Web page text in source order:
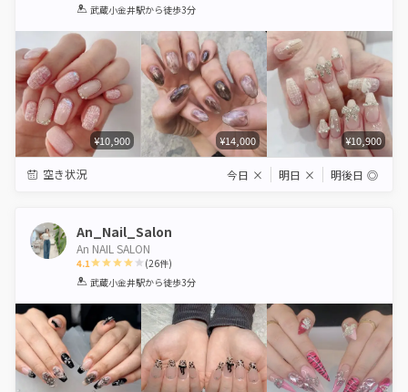
1 2 3 4 5
武蔵小金井駅から徒歩3分
¥10,900 ¥14,000 ¥10,900
空き状況 今日 × 明日 × 明後日 ◎
An_Nail_Salon
An NAIL SALON
4.1
1 2 3 4 5
(26件)
武蔵小金井駅から徒歩3分